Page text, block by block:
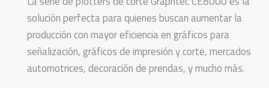
solución perfecta para quienes buscan aumentar la
producción con mayor eficiencia en gráficos para
señalización, gráficos de impresión y corte, mercados
automotrices, decoración de prendas, y mucho más.